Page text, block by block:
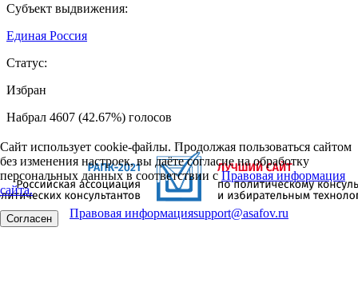
Субъект выдвижения:
Единая Россия
Статус:
Избран
Набрал 4607 (42.67%) голосов
Сайт использует cookie-файлы. Продолжая пользоваться сайтом
без изменения настроек, вы даёте согласие на обработку
персональных данных в соответствии сПравовая информация
сайта.
Согласен Правовая информацияsupport@asafov.ru